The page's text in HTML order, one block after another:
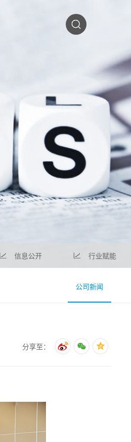
信息公开 行业赋能
公司新闻
分享至：